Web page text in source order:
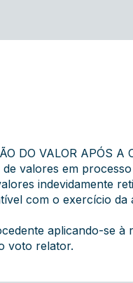
DO VALOR APÓS A
de valores em
indevidamente
com o exercício da
aplicando-se à
voto relator.